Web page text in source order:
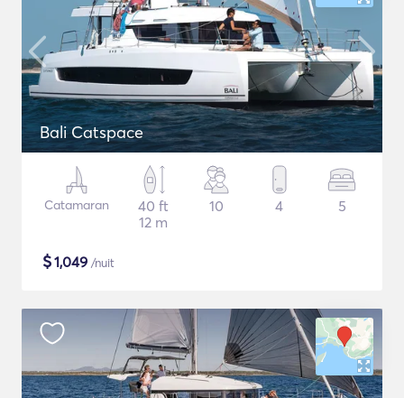
Bali Catspace
Catamaran
40 ft
12 m
10 4 5
$1,049 /nuit